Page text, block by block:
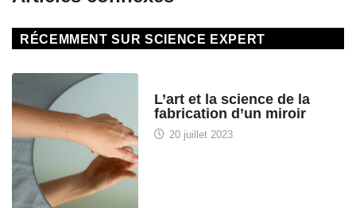
RÉCEMMENT SUR SCIENCE EXPERT
L’art et la science de la
fabrication d’un miroir
20 juillet 2023